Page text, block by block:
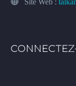
Site Web :